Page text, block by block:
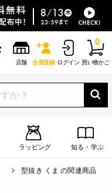
店舗 会員登録 ログイン 買い物かご
0
ラッピング 知る・学ぶ
型抜き くま の関連商品